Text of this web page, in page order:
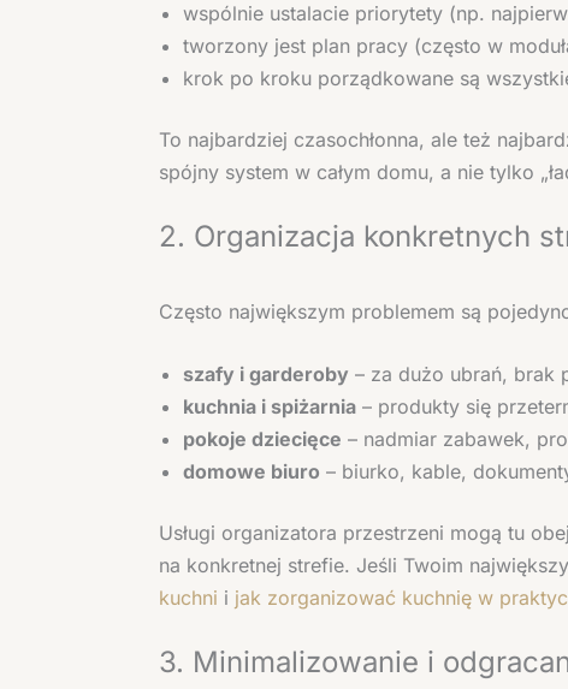
wspólnie ustalacie priorytety (np. najpierw
tworzony jest plan pracy (często w
krok po kroku porządkowane są
To najbardziej czasochłonna, ale też
spójny system w całym domu, a nie tylko
2. Organizacja konkretnych
Często największym problemem są
szafy i garderoby – za dużo ubrań, brak
kuchnia i spiżarnia – produkty się
pokoje dziecięce – nadmiar zabawek,
domowe biuro – biurko, kable,
Usługi organizatora przestrzeni mogą tu
na konkretnej strefie. Jeśli Twoim
kuchni i jak zorganizować kuchnię w
3. Minimalizowanie i